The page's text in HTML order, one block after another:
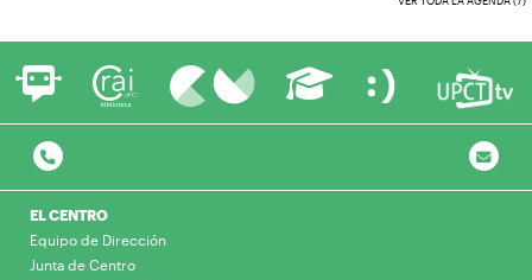
EL CENTRO
Equipo de Dirección
Junta de Centro